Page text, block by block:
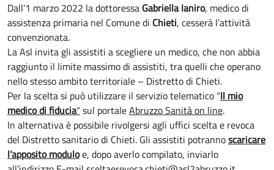
Dall’1 marzo 2022 la dottoressa Gabriella Ianiro, medico di
assistenza primaria nel Comune di Chieti, cesserà l’attività
convenzionata.
La Asl invita gli assistiti a scegliere un medico, che non abbia
raggiunto il limite massimo di assistiti, tra quelli che operano
nello stesso ambito territoriale – Distretto di Chieti.
Per la scelta si può utilizzare il servizio telematico “Il mio
medico di fiducia“ sul portaleAbruzzo Sanità on line.
In alternativa è possibile rivolgersi agli uffici scelta e revoca
del Distretto sanitario di Chieti. Gli assistiti potrannoscaricare
l’apposito moduloe, dopo averlo compilato, inviarlo